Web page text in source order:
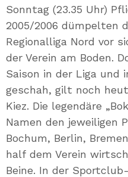
Sonntag (23.35 Uhr)
2005/2006 dümpelten
Regionalliga Nord vor
der Verein am Boden.
Saison in der Liga und
geschah, gilt noch
Kiez. Die legendäre
Namen den jeweiligen
Bochum, Berlin,
half dem Verein
Beine. In der